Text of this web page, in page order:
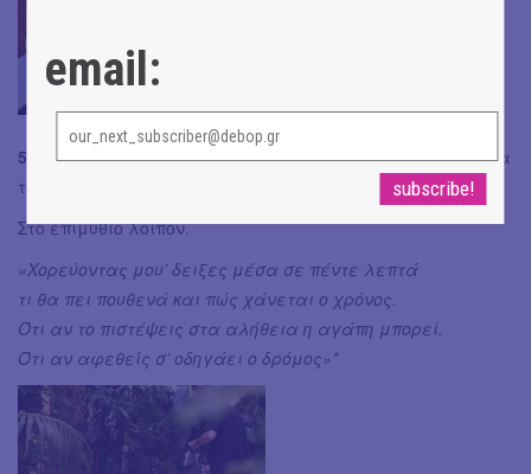
5 γεμάτα αστέρια από εμάςγια όλα αυτά αλλά και για
το
Στο επιμύθιο λοιπόν.
«Χορεύοντας μου’ δειξες μέσα σε πέντε λεπτά
τι θα πει πουθενά και πώς χάνεται ο χρόνος.
Ότι αν το πιστέψεις στα αλήθεια η αγάπη μπορεί.
Ότι αν αφεθείς σ’ οδηγάει ο δρόμος»*
email: